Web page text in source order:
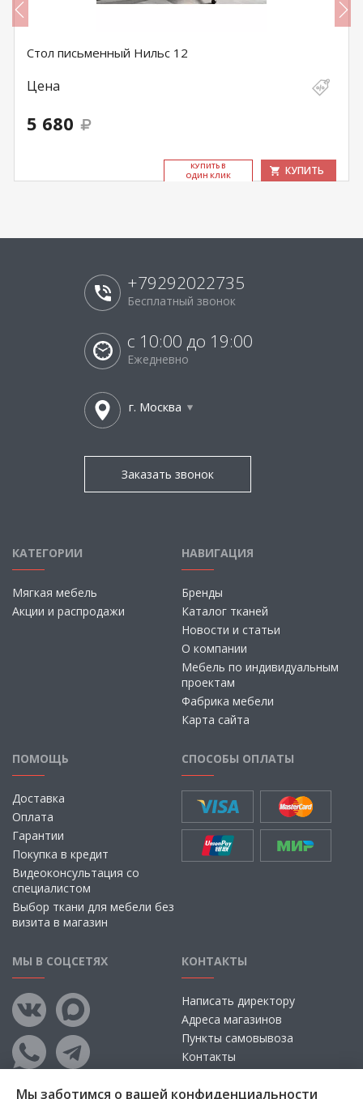
Стол письменный Нильс 12
Цена
5 680
КУ­ПИТЬ В
ОДИН КЛИК
КУПИТЬ
+79292022735
Бесплатный звонок
с 10:00 до 19:00
Ежедневно
г. Москва
Заказать звонок
КАТЕГОРИИ
Мягкая мебель
Акции и распродажи
НАВИГАЦИЯ
Бренды
Каталог тканей
Новости и статьи
О компании
Мебель по индивидуальным
проектам
Фабрика мебели
Карта сайта
ПОМОЩЬ
Доставка
Оплата
Гарантии
Покупка в кредит
Видеоконсультация со
специалистом
Выбор ткани для мебели без
визита в магазин
СПОСОБЫ ОПЛАТЫ
МЫ В СОЦСЕТЯХ КОНТАКТЫ
Написать директору
Адреса магазинов
Пункты самовывоза
Контакты
Мы заботимся о вашей конфиденциальности